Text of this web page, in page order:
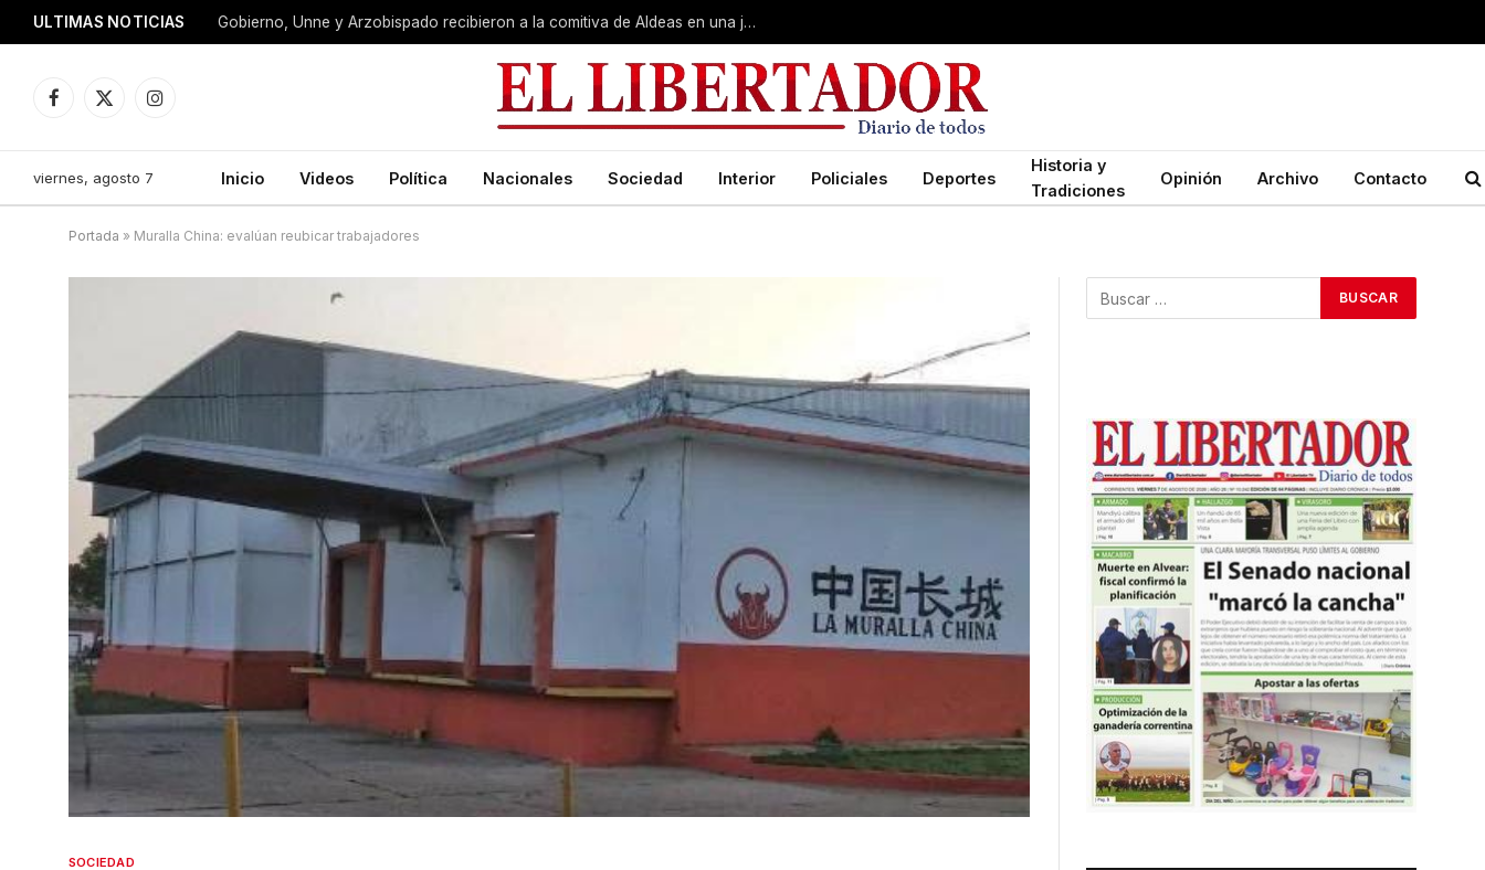
ULTIMAS NOTICIAS Gobierno, Unne y Arzobispado recibieron a la comitiva de Aldeas en una jornada de reuniones estratégicas
Facebook
X
Instagram
viernes, agosto 7 Inicio Videos Política Nacionales Sociedad Interior Policiales Deportes
Historia y
Tradiciones
Opinión Archivo Contacto
Portada » Muralla China: evalúan reubicar trabajadores
SOCIEDAD